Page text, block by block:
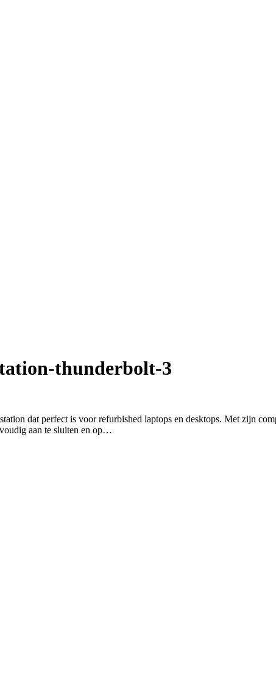
thunderbolt-3
dat perfect is voor refurbished laptops en desktops. Met zijn
aan te sluiten en op…